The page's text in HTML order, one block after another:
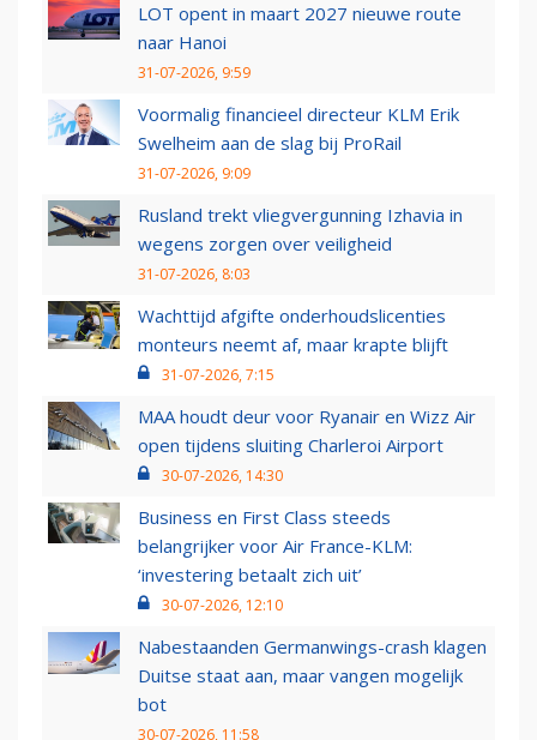
LOT opent in maart 2027 nieuwe route
naar Hanoi
31-07-2026, 9:59
Voormalig financieel directeur KLM Erik
Swelheim aan de slag bij ProRail
31-07-2026, 9:09
Rusland trekt vliegvergunning Izhavia in
wegens zorgen over veiligheid
31-07-2026, 8:03
Wachttijd afgifte onderhoudslicenties
monteurs neemt af, maar krapte blijft
31-07-2026, 7:15
MAA houdt deur voor Ryanair en Wizz Air
open tijdens sluiting Charleroi Airport
30-07-2026, 14:30
Business en First Class steeds
belangrijker voor Air France-KLM:
‘investering betaalt zich uit’
30-07-2026, 12:10
Nabestaanden Germanwings-crash klagen
Duitse staat aan, maar vangen mogelijk
bot
30-07-2026, 11:58